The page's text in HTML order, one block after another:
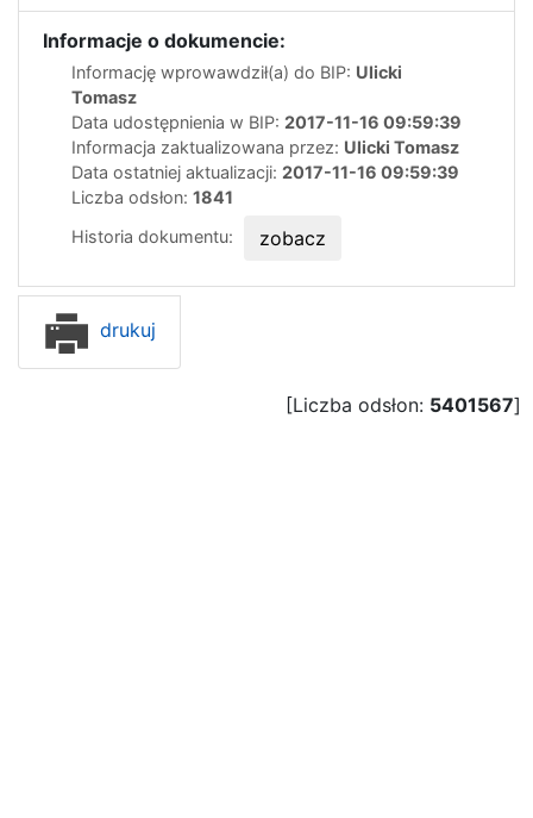
Informacje o dokumencie:
Informację wprowawdził(a) do BIP: Ulicki
Tomasz
Data udostępnienia w BIP: 2017-11-16 09:59:39
Informacja zaktualizowana przez: Ulicki Tomasz
Data ostatniej aktualizacji: 2017-11-16 09:59:39
Liczba odsłon: 1841
Historia dokumentu:
zobacz
drukuj
[Liczba odsłon: 5401567]